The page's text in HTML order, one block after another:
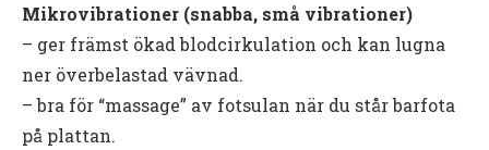
Mikrovibrationer (snabba, små vibrationer)
– ger främst ökad blodcirkulation och kan lugna
ner överbelastad vävnad.
– bra för “massage” av fotsulan när du står barfota
på plattan.